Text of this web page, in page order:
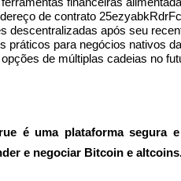
de contrato
descentralizadas após seu
práticos para negócios nativos
de múltiplas cadeias no
é uma plataforma segura
e negociar Bitcoin e